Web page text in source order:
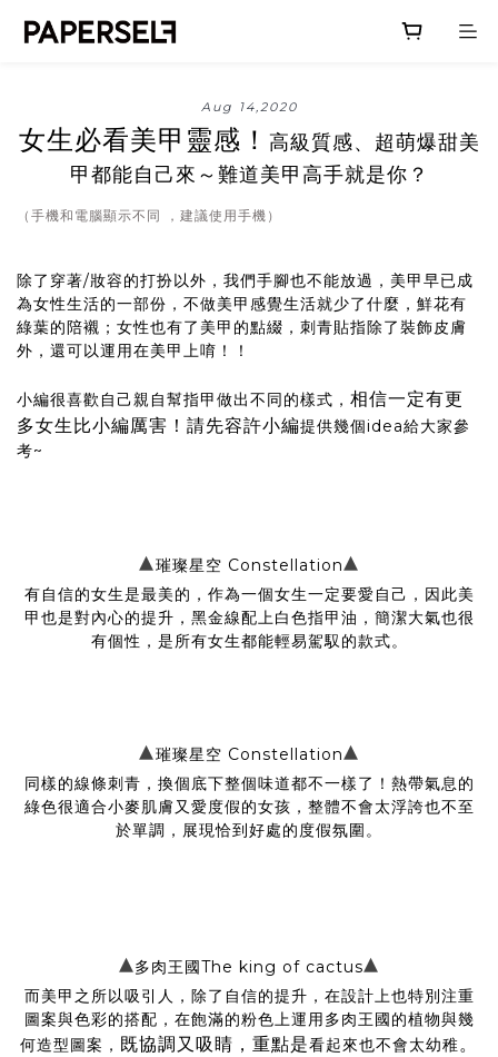
Aug 14,2020
女生必看美甲靈感！ 高級質感、超萌爆甜美
甲都能自己來～難道美甲高手就是你？
（手機和電腦顯示不同 ，建議使用手機）
除了穿著/妝容的打扮以外，我們手腳也不能放過，美甲早已成
為女性生活的一部份，不做美甲感覺生活就少了什麼，鮮花有
綠葉的陪襯；女性也有了美甲的點綴，刺青貼指除了裝飾皮膚
外，還可以運用在美甲上唷！！
小編很喜歡自己親自幫指甲做出不同的樣式， 相信一定有更
多女生比小編厲害！請先容許小編提供幾個idea給大家參
考~
▴璀璨星空 Constellation▴
有自信的女生是最美的，作為一個女生一定要愛自己，因此美
甲也是對內心的提升，黑金線配上白色指甲油，簡潔大氣也很
有個性，是所有女生都能輕易駕馭的款式。
▴璀璨星空 Constellation▴
同樣的線條刺青，換個底下整個味道都不一樣了！熱帶氣息的
綠色很適合小麥肌膚又愛度假的女孩，整體不會太浮誇也不至
於單調，展現恰到好處的度假氛圍。
▴多肉王國The king of cactus▴
而美甲之所以吸引人，除了自信的提升，在設計上也特別注重
圖案與色彩的搭配，在飽滿的粉色上運用多肉王國的植物與幾
何造型圖案， 既協調又吸睛，重點是看起來也不會太幼稚。